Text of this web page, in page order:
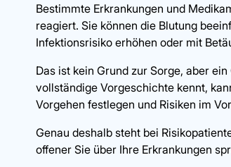
Bestimmte Erkrankungen und
reagiert. Sie können die Blutung
Infektionsrisiko erhöhen oder mit
Das ist kein Grund zur Sorge, aber
vollständige Vorgeschichte kennt,
Vorgehen festlegen und Risiken im
Genau deshalb steht bei
offener Sie über Ihre Erkrankungen